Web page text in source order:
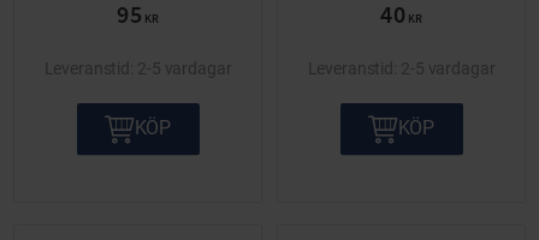
95 KR
2-5 vardagar
KÖP
40 KR
2-5 vardagar
KÖP